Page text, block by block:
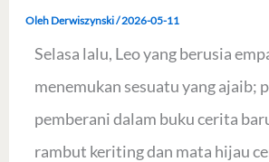
Oleh Derwiszynski/2026-05-11
Selasa lalu, Leo yang berusia
menemukan sesuatu yang ajaib;
pemberani dalam buku cerita
rambut keriting dan mata hijau